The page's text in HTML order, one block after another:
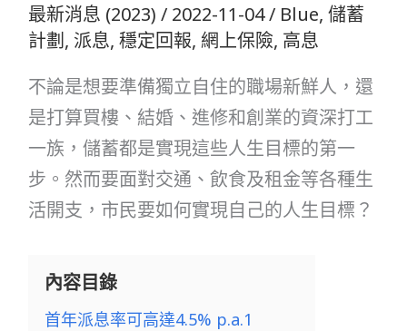
最新消息 (2023) / 2022-11-04/ Blue, 儲蓄
計劃 , 派息, 穩定回報, 網上保險, 高息
不論是想要準備獨立自住的職場新鮮人，還
是打算買樓、結婚、進修和創業的資深打工
一族，儲蓄都是實現這些人生目標的第一
步。然而要面對交通、飲食及租金等各種生
活開支，市民要如何實現自己的人生目標？
內容目錄
首年派息率可高達4.5% p.a.1